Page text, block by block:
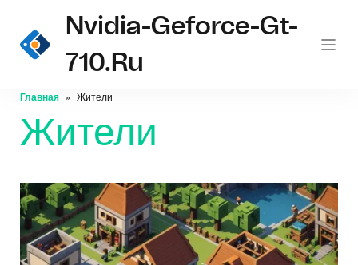
Nvidia-Geforce-Gt-
710.ru
Главная Жители
Жители